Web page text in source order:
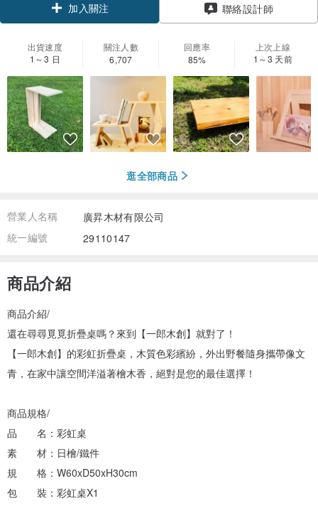
加入關注 聯絡設計師
出貨速度
1～3 日
關注人數
6,707
回應率
85%
上次上線
1～3 天前
逛全部商品
營業人名稱
廣昇木材有限公司
統一編號
29110147
商品介紹
商品介紹/
還在尋尋覓覓折疊桌嗎？來到【一郎木創】就對了！
【一郎木創】的彩虹折疊桌，木質色彩繽紛，外出野餐隨身攜帶像文
青，在家中讓空間洋溢著檜木香，絕對是您的最佳選擇！
商品規格/
品 名：彩虹桌
素 材：日檜/鐵件
規 格：W60xD50xH30cm
包 裝：彩虹桌X1